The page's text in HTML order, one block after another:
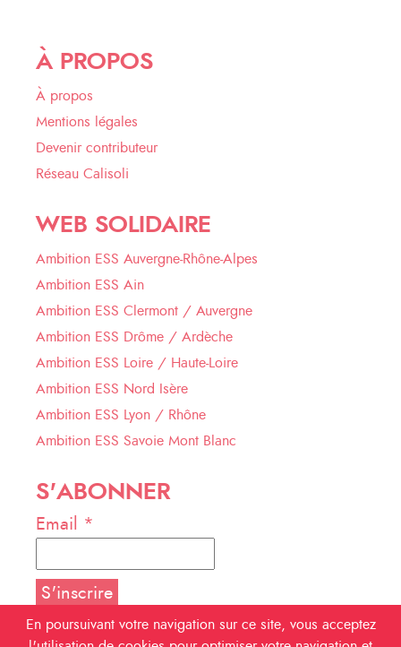
À PROPOS
À propos
Mentions légales
Devenir contributeur
Réseau Calisoli
WEB SOLIDAIRE
Ambition ESS Auvergne-Rhône-Alpes
Ambition ESS Ain
Ambition ESS Clermont / Auvergne
Ambition ESS Drôme / Ardèche
Ambition ESS Loire / Haute-Loire
Ambition ESS Nord Isère
Ambition ESS Lyon / Rhône
Ambition ESS Savoie Mont Blanc
S'ABONNER
Email *
En poursuivant votre navigation sur ce site, vous acceptez